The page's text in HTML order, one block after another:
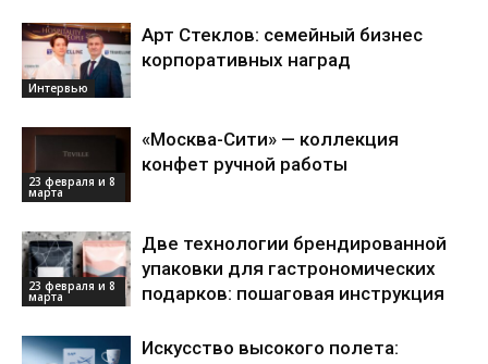
Интервью
Арт Стеклов: семейный бизнес
корпоративных наград
23 февраля и 8
марта
«Москва-Сити» — коллекция
конфет ручной работы
23 февраля и 8
марта
Две технологии брендированной
упаковки для гастрономических
подарков: пошаговая инструкция
Искусство высокого полета: